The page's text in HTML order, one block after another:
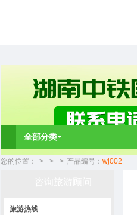
全部分类
您的位置： > > > 产品编号： wj002
旅游热线